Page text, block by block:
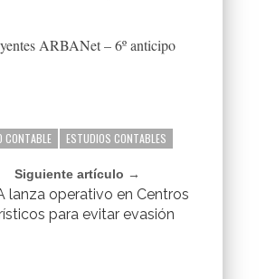
ARBANet – 6º anticipo
CONTABLE ESTUDIOS CONTABLES
Siguiente artículo →
lanza operativo en Centros
para evitar evasión